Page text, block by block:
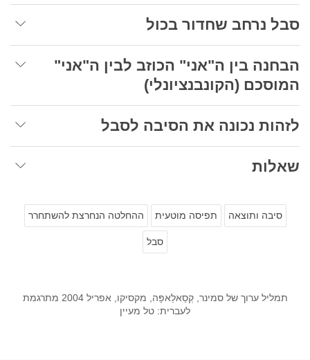
סבל נרחב שחדור בכול
הבחנה בין ה"אני" הכוזב לבין ה"אני"
המוסכם (הקונבנציונלי)
לזהות נכונה את הסיבה לסבל
שאלות
סיבה ותוצאה תפיסה מוטעית ההחלטה הנחרצת להשתחרר
סבל
תמליל ערוך של סמינר, קְסַאלַאפָּה, מקסיקו, אפריל 2004 מתרגמת
לעברית: טל מעיין